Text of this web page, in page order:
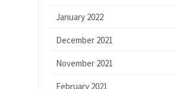
January 2022
December 2021
November 2021
February 2021